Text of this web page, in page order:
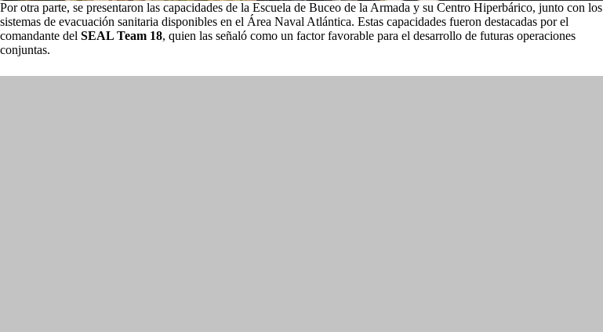
Por otra parte, se presentaron las capacidades de la Escuela de Buceo de la Armada y su Centro Hiperbárico, junto con los
sistemas de evacuación sanitaria disponibles en el Área Naval Atlántica. Estas capacidades fueron destacadas por el
comandante del SEAL Team 18, quien las señaló como un factor favorable para el desarrollo de futuras operaciones
conjuntas.